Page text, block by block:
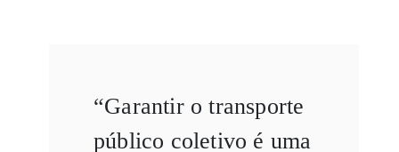
“Garantir o transporte
público coletivo é uma